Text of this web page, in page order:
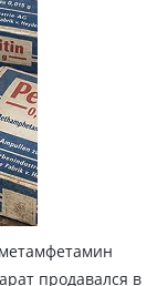
продавался в